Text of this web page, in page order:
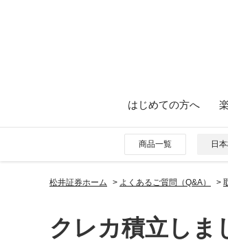
はじめての方へ
商品一覧 日
松井証券ホーム > よくあるご質問（Q&A） >
クレカ積立しま